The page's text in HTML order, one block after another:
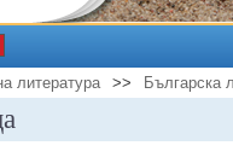
литература >> Българска